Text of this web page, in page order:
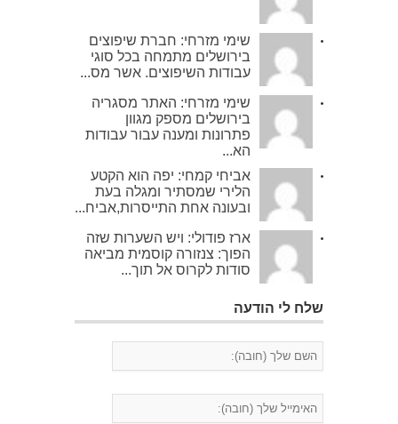
שימי מזרחי: חברת שיפוצים
בירושלים מתמחה בכל סוגי
עבודות השיפוצים. אשר מס...
שימי מזרחי: האתר מסגריה
בירושלים מספק מגוון
פתרונות ומענה עבור עבודות
הא...
אביחי קמחי: יפה הוא הקטע
הלירי שמסתיר ומגלה בעת
ובעונה אחת התייסרות,אביח...
ארז פודולי: ויש השערות שזה
הפוך: צנזורה קוסמית מביאה
סודות לקרוס אל תוך...
שלח לי הודעה